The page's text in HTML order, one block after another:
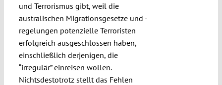
und Terrorismus gibt, weil die
australischen Migrationsgesetze und -
regelungen potenzielle Terroristen
erfolgreich ausgeschlossen haben,
einschließlich derjenigen, die
“irregulär” einreisen wollen.
Nichtsdestotrotz stellt das Fehlen